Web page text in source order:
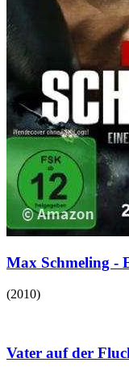
Max Schmeling -
(2010)
Vater auf der